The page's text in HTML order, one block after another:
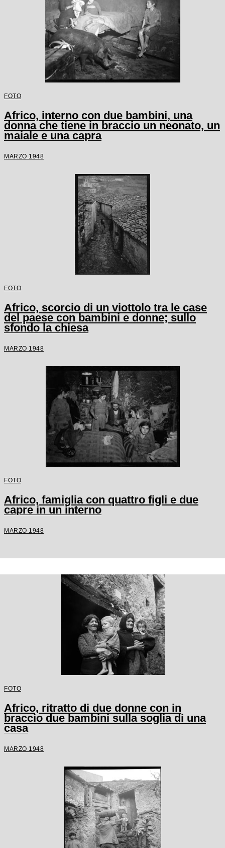
FOTO
Africo, interno con due bambini, una
donna che tiene in braccio un neonato, un
maiale e una capra
MARZO 1948
FOTO
Africo, scorcio di un viottolo tra le case
del paese con bambini e donne; sullo
sfondo la chiesa
MARZO 1948
FOTO
Africo, famiglia con quattro figli e due
capre in un interno
MARZO 1948
FOTO
Africo, ritratto di due donne con in
braccio due bambini sulla soglia di una
casa
MARZO 1948